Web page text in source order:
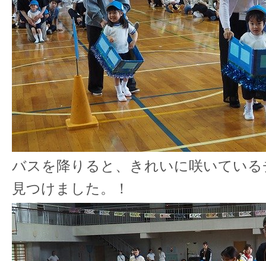
バスを降りると、きれいに咲いてい
見つけました。！